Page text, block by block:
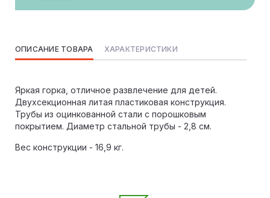
ОПИСАНИЕ ТОВАРА ХАРАКТЕРИСТИКИ
Яркая горка, отличное развлечение для детей.
Двухсекционная литая пластиковая конструкция.
Трубы из оцинкованной стали с порошковым
покрытием. Диаметр стальной трубы - 2,8 см.
Вес конструкции - 16,9 кг.